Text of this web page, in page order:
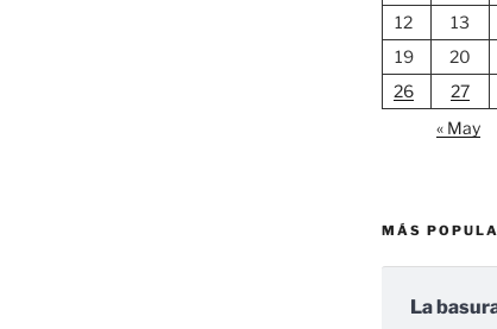
12
13
19
20
26
27
« May
MÁS
La